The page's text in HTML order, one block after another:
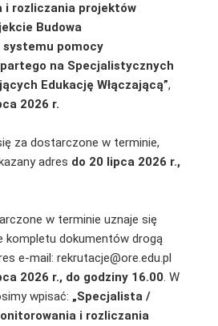
i rozliczania projektów
Budowa
systemu pomocy
na Specjalistycznych
Edukację Włączającą”,
2026 r.
za dostarczone w terminie,
adres do 20 lipca 2026 r.,
w terminie uznaje się
kompletu dokumentów drogą
e-mail: rekrutacje@ore.edu.pl
2026 r., do godziny 16.00. W
wpisać: „Specjalista /
i rozliczania